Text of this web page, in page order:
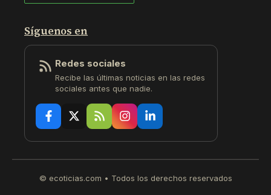
Síguenos en
Redes sociales
Recibe las últimas noticias en las redes
sociales antes que nadie.
© ecoticias.com • Todos los derechos reservados